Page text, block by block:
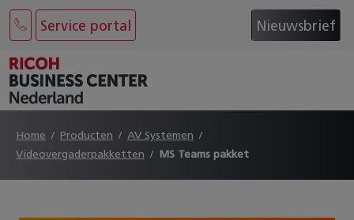
Service portal Nieuwsbrief
Home Producten
AV Systemen
Videovergaderpakketten
MS Teams pakket